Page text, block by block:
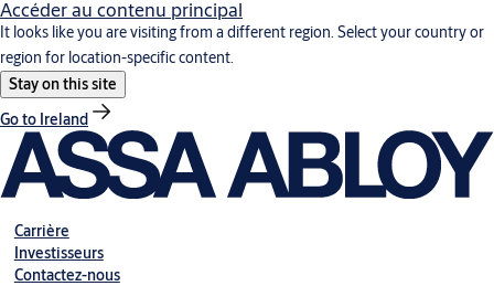
Accéder au contenu principal
It looks like you are visiting from a different region. Select your country or
region for location-specific content.
Stay on this site
Go to Ireland
Carrière
Investisseurs
Contactez-nous